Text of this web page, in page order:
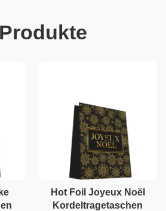
Hot Foil Joyeux Noël
Kordeltragetaschen